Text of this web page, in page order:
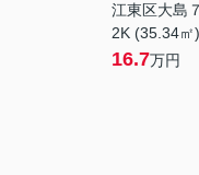
江東区大島
2K (35.34㎡)
16.7万円